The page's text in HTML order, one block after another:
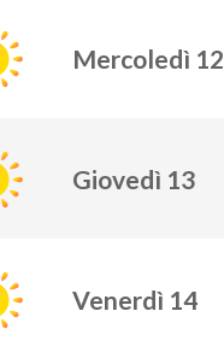
Mercoledì 12
Giovedì 13
Venerdì 14